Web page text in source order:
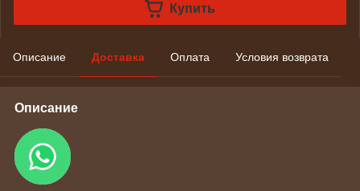
Купить
Описание Доставка Оплата Условия возврата
Описание